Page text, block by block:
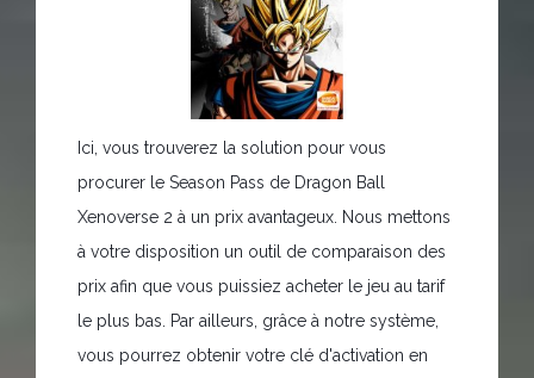
Ici, vous trouverez la solution pour vous
procurer le Season Pass de Dragon Ball
Xenoverse 2 à un prix avantageux. Nous mettons
à votre disposition un outil de comparaison des
prix afin que vous puissiez acheter le jeu au tarif
le plus bas. Par ailleurs, grâce à notre système,
vous pourrez obtenir votre clé d'activation en